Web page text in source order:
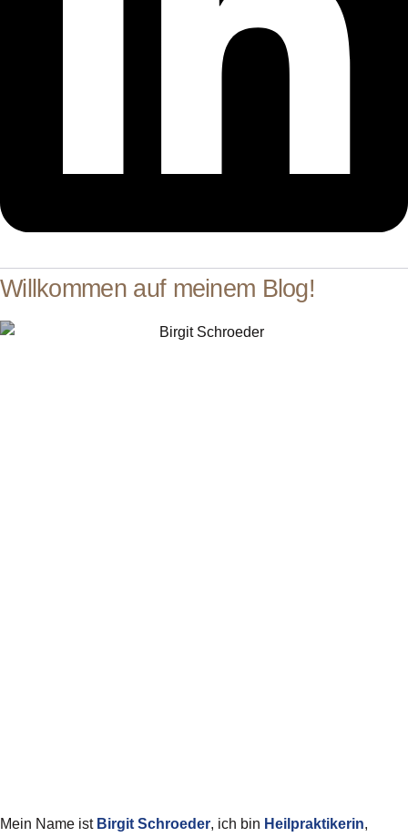
Willkommen auf meinem Blog!
Mein Name ist Birgit Schroeder, ich bin Heilpraktikerin,